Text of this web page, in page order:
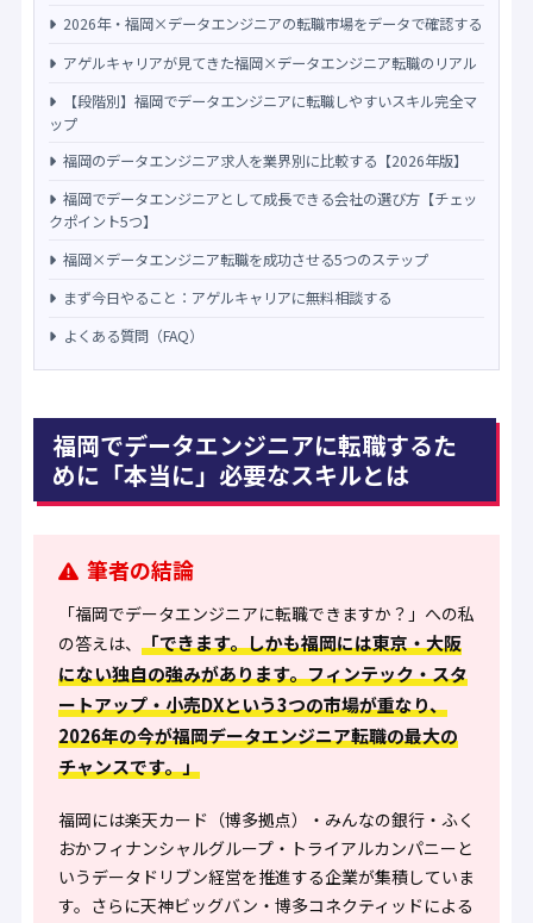
2026年・福岡×データエンジニアの転職市場をデータで確認する
アゲルキャリアが見てきた福岡×データエンジニア転職のリアル
【段階別】福岡でデータエンジニアに転職しやすいスキル完全マ
ップ
福岡のデータエンジニア求人を業界別に比較する【2026年版】
福岡でデータエンジニアとして成長できる会社の選び方【チェッ
クポイント5つ】
福岡×データエンジニア転職を成功させる5つのステップ
まず今日やること：アゲルキャリアに無料相談する
よくある質問（FAQ）
福岡でデータエンジニアに転職するた
めに「本当に」必要なスキルとは
筆者の結論
「福岡でデータエンジニアに転職できますか？」への私
の答えは、 「できます。しかも福岡には東京・大阪
にない独自の強みがあります。フィンテック・スタ
ートアップ・小売DXという3つの市場が重なり、
2026年の今が福岡データエンジニア転職の最大の
チャンスです。」
福岡には楽天カード（博多拠点）・みんなの銀行・ふく
おかフィナンシャルグループ・トライアルカンパニーと
いうデータドリブン経営を推進する企業が集積していま
す。さらに天神ビッグバン・博多コネクティッドによる